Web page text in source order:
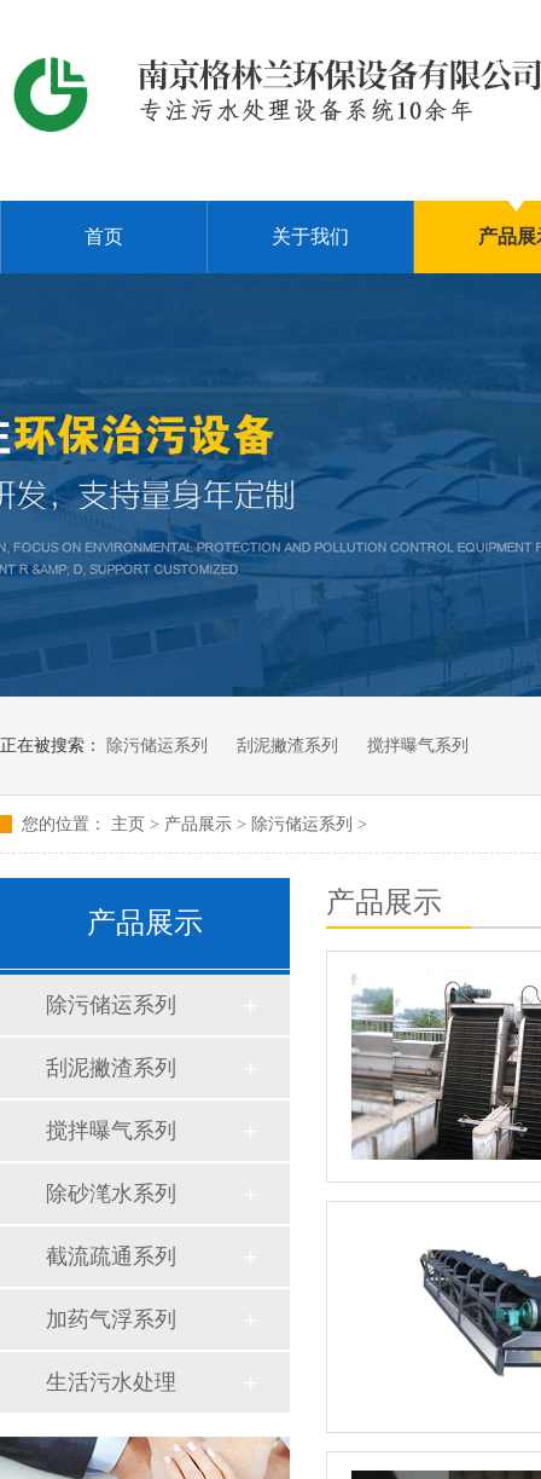
首页 关于我们 产品展
正在被搜索： 除污储运系列 刮泥撇渣系列 搅拌曝气系列
您的位置： 主页 > 产品展示 > 除污储运系列 >
产品展示
除污储运系列
刮泥撇渣系列
搅拌曝气系列
除砂滗水系列
截流疏通系列
加药气浮系列
生活污水处理
产品展示